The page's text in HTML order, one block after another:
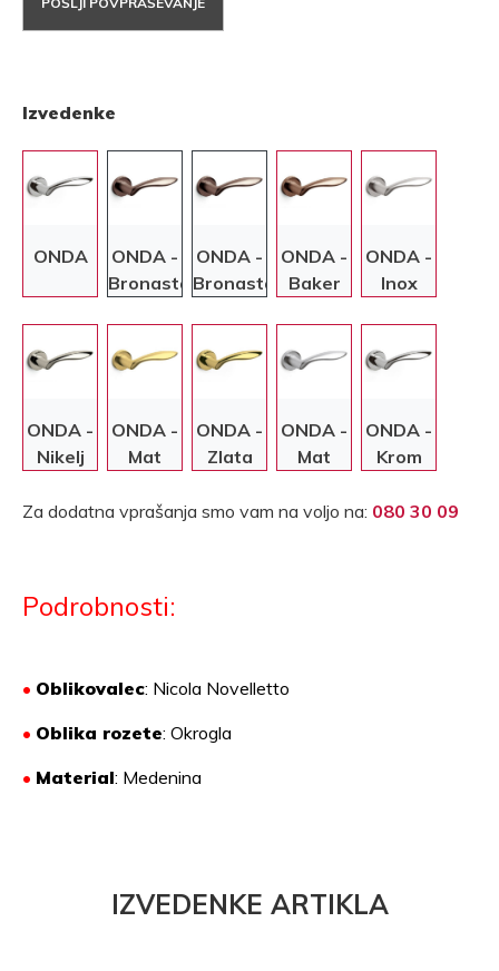
Izvedenke
ONDA
ONDA -
Bronasta
ONDA -
Bronasta
ONDA -
Baker
ONDA -
Inox
ONDA -
Nikelj
ONDA -
Mat
ONDA -
Zlata
ONDA -
Mat
ONDA -
Krom
Za dodatna vprašanja smo vam na voljo na: 080 30 09
Podrobnosti:
• Oblikovalec: Nicola Novelletto
• Oblika rozete: Okrogla
• Material: Medenina
IZVEDENKE ARTIKLA